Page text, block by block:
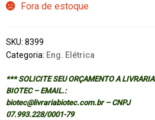
Fora de estoque
SKU: 8399
Categoria: Eng. Elétrica
*** SOLICITE SEU ORÇAMENTO A LIVRARIA
BIOTEC – EMAIL.:
biotec@livrariabiotec.com.br – CNPJ
07.993.228/0001-79